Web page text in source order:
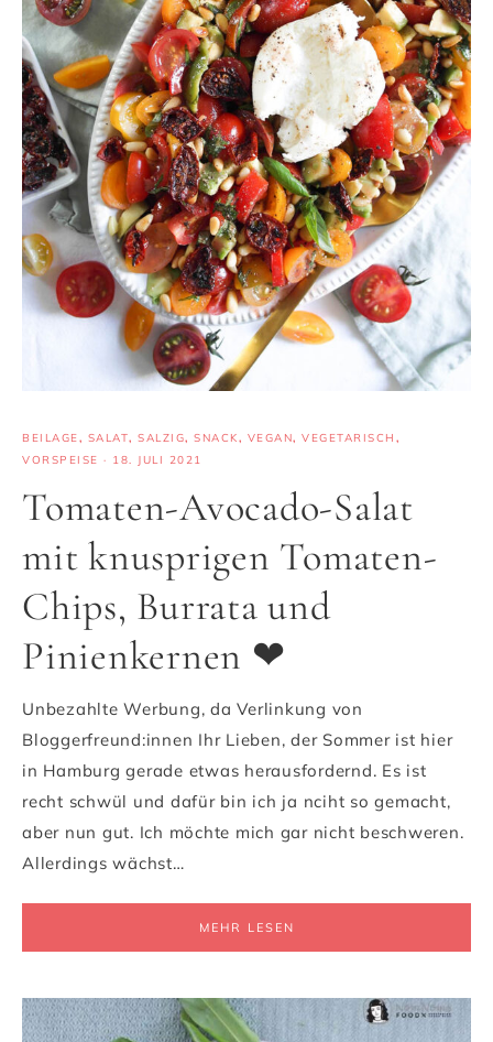
BEILAGE, SALAT, SALZIG, SNACK, VEGAN, VEGETARISCH ,
VORSPEISE · 18. JULI 2021
Tomaten-Avocado-Salat
mit knusprigen Tomaten-
Chips, Burrata und
Pinienkernen ❤
Unbezahlte Werbung, da Verlinkung von
Bloggerfreund:innen Ihr Lieben, der Sommer ist hier
in Hamburg gerade etwas herausfordernd. Es ist
recht schwül und dafür bin ich ja nciht so gemacht,
aber nun gut. Ich möchte mich gar nicht beschweren.
Allerdings wächst…
MEHR LESEN